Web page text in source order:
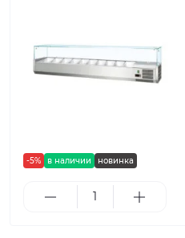
-5% в наличии новинка